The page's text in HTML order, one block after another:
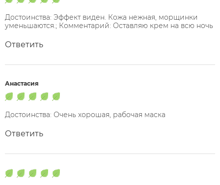
Достоинства: Эффект виден. Кожа нежная, морщинки
уменьшаются.; Комментарий: Оставляю крем на всю ночь
Ответить
Анастасия
Достоинства: Очень хорошая, рабочая маска
Ответить